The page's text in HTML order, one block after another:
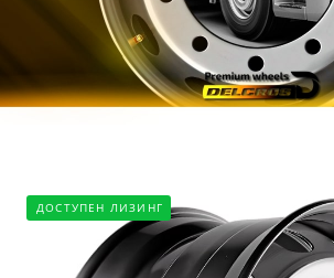
ДОСТУПЕН ЛИЗИНГ